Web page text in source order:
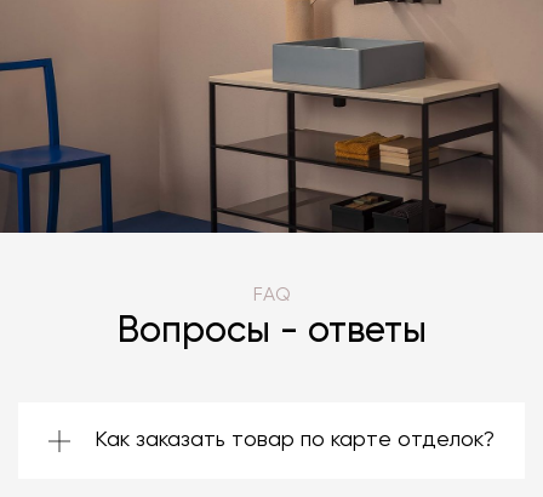
FAQ
Вопросы - ответы
Как заказать товар по карте отделок?